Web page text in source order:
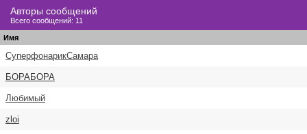
Авторы сообщений
Всего сообщений: 11
Имя
СуперфонарикСамара
БОРАБОРА
Любимый
zloi